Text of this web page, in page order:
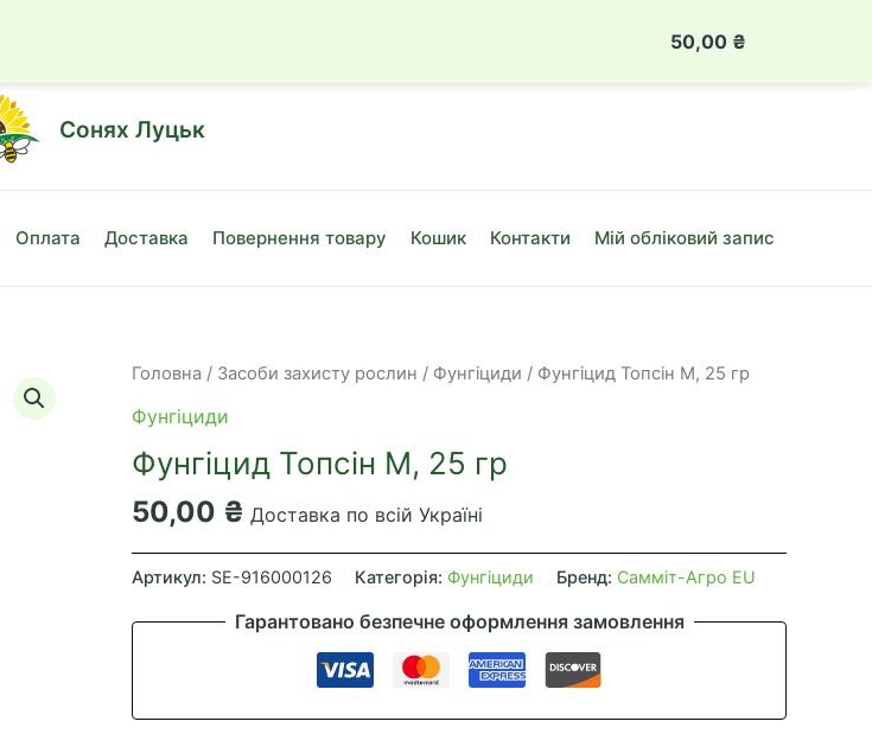
Луцьк, вул. Привокзальна, 10Б
Сонях Луцьк
Оплата Доставка Повернення товару Кошик Контакти Мій обліковий запис
Головна / Засоби захисту рослин / Фунгіциди / Фунгіцид Топсін М, 25 гр
Фунгіциди
Фунгіцид Топсін М, 25 гр
50,00 ₴ Доставка по всій Україні
Фунгіцид
Топсін
Артикул: SE-916000126 Категорія: Фунгіциди Бренд: Самміт-Агро EU
Гарантовано безпечне оформлення замовлення
50,00 ₴
Топсін